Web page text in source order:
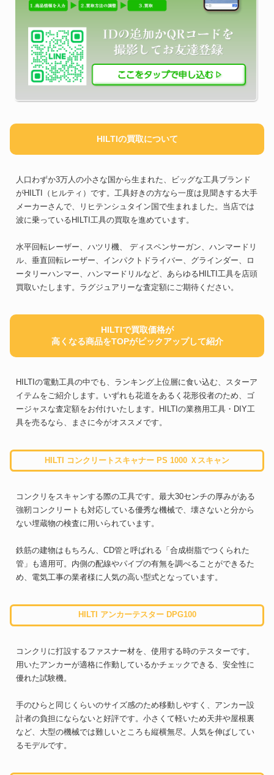
HILTIの買取について
人口わずか3万人の小さな国から生まれた、ビッグな工具ブランド
がHILTI（ヒルティ）です。工具好きの方なら一度は見聞きする大手
メーカーさんで、リヒテンシュタイン国で生まれました。当店では
波に乗っているHILTI工具の買取を進めています。
水平回転レーザー、ハツリ機、 ディスペンサーガン、ハンマードリ
ル、垂直回転レーザー、インパクトドライバー、グラインダー、ロ
ータリーハンマー、ハンマードリルなど、あらゆるHILTI工具を店頭
買取いたします。ラグジュアリーな査定額にご期待ください。
HILTIで買取価格が
高くなる商品をTOPがピックアップして紹介
HILTIの電動工具の中でも、ランキング上位層に食い込む、スターア
イテムをご紹介します。いずれも花道をあるく花形役者のため、ゴ
ージャスな査定額をお付けいたします。HILTIの業務用工具・DIY工
具を売るなら、まさに今がオススメです。
HILTI コンクリートスキャナー PS 1000 Ｘスキャン
コンクリをスキャンする際の工具です。最大30センチの厚みがある
強靭コンクリートも対応している優秀な機械で、壊さないと分から
ない埋蔵物の検査に用いられています。
鉄筋の建物はもちろん、CD管と呼ばれる「合成樹脂でつくられた
管」も適用可。内側の配線やパイプの有無を調べることができるた
め、電気工事の業者様に人気の高い型式となっています。
HILTI アンカーテスター DPG100
コンクリに打設するファスナー材を、使用する時のテスターです。
用いたアンカーが適格に作動しているかチェックできる、安全性に
優れた試験機。
手のひらと同じくらいのサイズ感のため移動しやすく、アンカー設
計者の負担にならないと好評です。小さくて軽いため天井や屋根裏
など、大型の機械では難しいところも縦横無尽。人気を伸ばしてい
るモデルです。